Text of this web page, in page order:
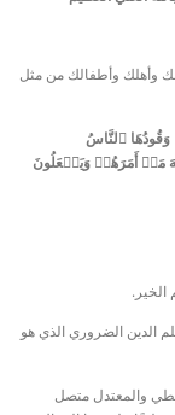
وأهلك وأطفالك من مثل
ٱلنَّاسُ
مَاۤ أَمَرَهُمۡ وَیَفۡعَلُونَ
الخير.
الدين الضروري الذي هو
والمعتدل متصل